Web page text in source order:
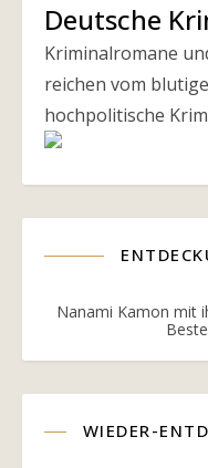
Deutsche
Kriminalromane
reichen vom
hochpolitische
Nanami Kamon mit
WIEDER-